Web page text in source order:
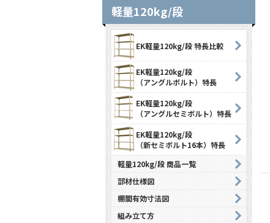
軽量120kg/段
EK軽量120kg/段 特長比較
EK軽量120kg/段
（アングルボルト）特長
EK軽量120kg/段
（アングルセミボルト）特長
EK軽量120kg/段
（新セミボルト16本）特長
軽量120kg/段 商品一覧
部材仕様図
棚間有効寸法図
組み立て方